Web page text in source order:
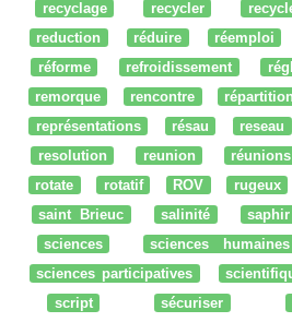
recyclage
recycler
reduction
réduire réemploi
réforme
refroidissement
remorque
rencontre répartition
représentations
résau reseau
resolution
reunion réunions
rotate
rotatif ROV rugeux
saint Brieuc
salinité saphir
sciences
sciences humaines
sciences participatives
script
sécuriser